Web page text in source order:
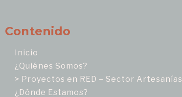
Contenido
Inicio
¿Quiénes Somos?
> Proyectos en RED – Sector Artesanías
¿Dónde Estamos?